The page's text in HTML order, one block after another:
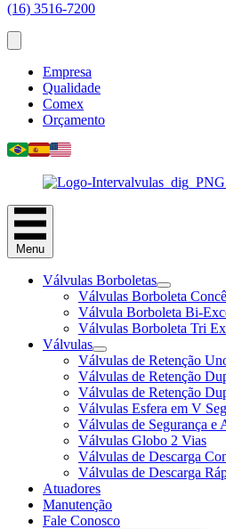
(16) 3516-7200
Empresa
Qualidade
Comex
Orçamento
Menu
Válvulas Borboletas
Válvulas Borboleta
Válvula Borboleta Bi-
Válvulas Borboleta Tri
Válvulas
Válvulas de Retenção
Válvulas de Retenção
Válvulas de Retenção
Válvulas Esfera em V
Válvulas de Segurança e
Válvulas Globo 2 Vias
Válvulas de Descarga
Válvulas de Descarga
Atuadores
Manutenção
Fale Conosco